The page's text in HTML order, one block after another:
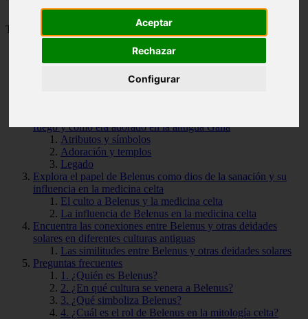
Aceptar
Rechazar
Configurar
Tabla de Contenido
Descubre la historia y mitología de Belenus, el dios del sol en
la antigua cultura celta
fuego y cómo era adorado en la antigua Galia
Atributos y símbolos
Adoración y templos
Legado
Explora el papel de Belenus como dios de la sanación y su
influencia en la medicina celta
El culto a Belenus y la medicina celta
La influencia de Belenus en la medicina celta
Encuentra las conexiones entre Belenus y otras deidades
solares en diferentes culturas antiguas
Las similitudes entre Belenus y otras deidades solares
Preguntas frecuentes
1. ¿Quién es Belenus?
2. ¿En qué cultura se venera a Belenus?
3. ¿Qué simboliza Belenus?
4. ¿Cuál es el rol de Belenus en la mitología celta?